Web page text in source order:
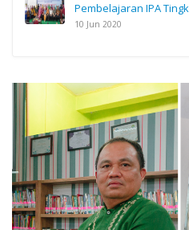
Pembelajaran IPA
10 Jun 2020